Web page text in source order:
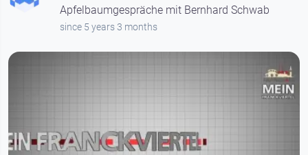
Apfelbaumgespräche mit Bernhard Schwab
since 5 years 3 months